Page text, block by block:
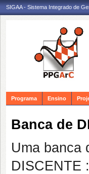
SIGAA - Sistema Integrado de
Programa Ensino
Banca de
Uma banca
DISCENTE